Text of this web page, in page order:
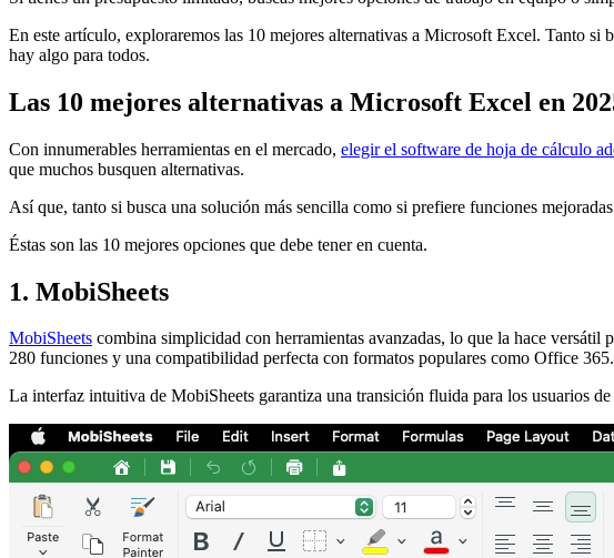
En este artículo, exploraremos las 10 mejores alternativas a Microsoft Excel. Tanto
hay algo para todos.
Las 10 mejores alternativas a Microsoft Excel en
Con innumerables herramientas en el mercado, elegir el software de hoja de cálculo
que muchos busquen alternativas.
Así que, tanto si busca una solución más sencilla como si prefiere funciones
Éstas son las 10 mejores opciones que debe tener en cuenta.
1. MobiSheets
MobiSheets combina simplicidad con herramientas avanzadas, lo que la hace versátil
280 funciones y una compatibilidad perfecta con formatos populares como Office 365.
La interfaz intuitiva de MobiSheets garantiza una transición fluida para los usuarios